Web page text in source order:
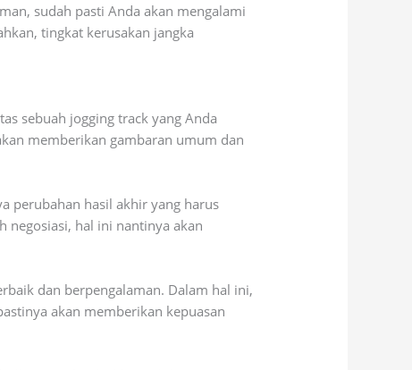
sudah pasti Anda akan mengalami
tingkat kerusakan jangka
sebuah jogging track yang Anda
memberikan gambaran umum dan
perubahan hasil akhir yang harus
negosiasi, hal ini nantinya akan
dan berpengalaman. Dalam hal ini,
akan memberikan kepuasan